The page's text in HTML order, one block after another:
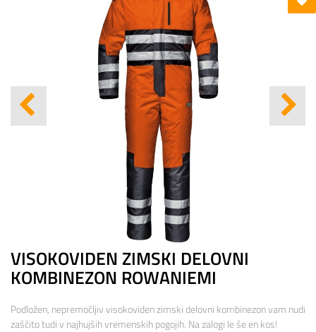
VISOKOVIDEN ZIMSKI DELOVNI
KOMBINEZON ROWANIEMI
Podložen, nepremočljiv visokoviden zimski delovni kombinezon vam nudi
zaščito tudi v najhujših vremenskih pogojih. Na zalogi le še en kos!